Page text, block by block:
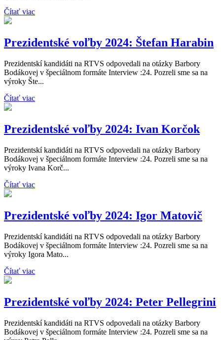
Čítať viac
Prezidentské voľby 2024: Štefan Harabin
Prezidentskí kandidáti na RTVS odpovedali na otázky Barbory
Bodákovej v špeciálnom formáte Interview :24. Pozreli sme sa na
výroky Šte...
Čítať viac
Prezidentské voľby 2024: Ivan Korčok
Prezidentskí kandidáti na RTVS odpovedali na otázky Barbory
Bodákovej v špeciálnom formáte Interview :24. Pozreli sme sa na
výroky Ivana Korč...
Čítať viac
Prezidentské voľby 2024: Igor Matovič
Prezidentskí kandidáti na RTVS odpovedali na otázky Barbory
Bodákovej v špeciálnom formáte Interview :24. Pozreli sme sa na
výroky Igora Mato...
Čítať viac
Prezidentské voľby 2024: Peter Pellegrini
Prezidentskí kandidáti na RTVS odpovedali na otázky Barbory
Bodákovej v špeciálnom formáte Interview :24. Pozreli sme sa na